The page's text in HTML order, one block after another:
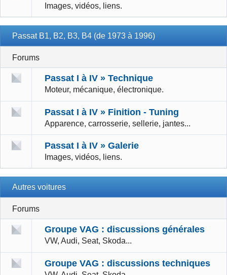
Images, vidéos, liens.
Passat B1, B2, B3, B4 (de 1973 à 1996)
Forums
Passat I à IV » Technique
Moteur, mécanique, électronique.
Passat I à IV » Finition - Tuning
Apparence, carrosserie, sellerie, jantes...
Passat I à IV » Galerie
Images, vidéos, liens.
Autres voitures
Forums
Groupe VAG : discussions générales
VW, Audi, Seat, Skoda...
Groupe VAG : discussions techniques